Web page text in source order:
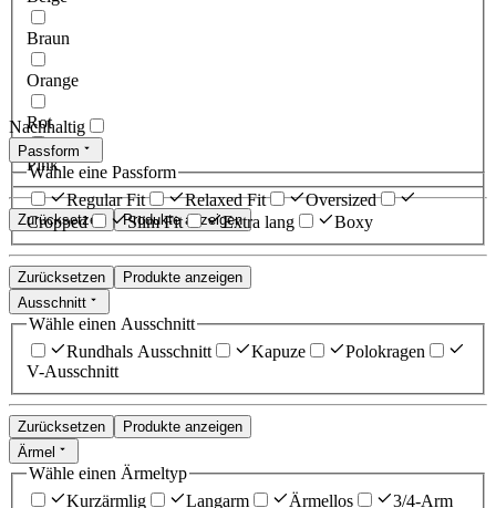
Braun
Orange
Rot
Pink
Zurücksetzen Produkte anzeigen
Nachhaltig
Passform
Wähle eine Passform
Regular Fit
Relaxed Fit
Oversized
Cropped
Slim Fit Extra lang Boxy
Zurücksetzen
Produkte anzeigen
Ausschnitt
Wähle einen Ausschnitt
Rundhals Ausschnitt
Kapuze
Polokragen
V-Ausschnitt
Zurücksetzen
Produkte anzeigen
Ärmel
Wähle einen Ärmeltyp
Kurzärmlig
Langarm Ärmellos 3/4-Arm